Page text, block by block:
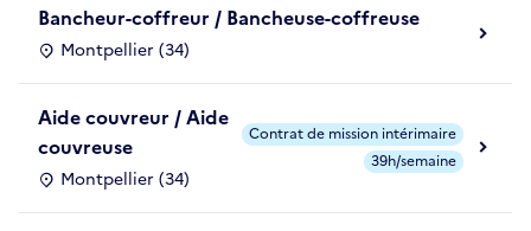
Bancheur-coffreur / Bancheuse-coffreuse
Montpellier (34)
Aide couvreur / Aide
couvreuse
Montpellier (34)
Contrat de mission intérimaire
39h/semaine